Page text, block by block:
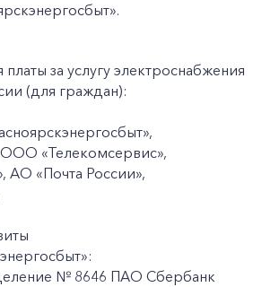
за услугу электроснабжения
(для граждан):
«Телекомсервис»,
АО «Почта России»,
№ 8646 ПАО Сбербанк